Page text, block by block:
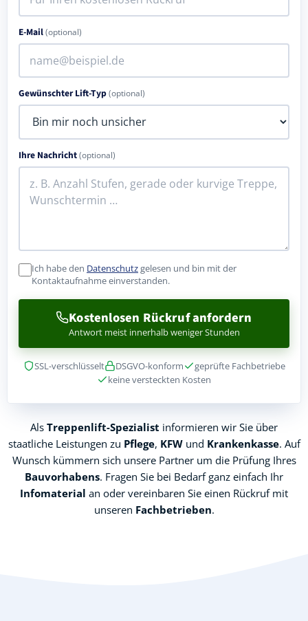
E-Mail(optional)
Gewünschter Lift-Typ(optional)
Ihre Nachricht(optional)
Ich habe den Datenschutzgelesen und bin mit der
Kontaktaufnahme einverstanden.
Kostenlosen Rückruf anfordern
Antwort meist innerhalb weniger Stunden
SSL-verschlüsselt DSGVO-konform
geprüfte Fachbetriebe
keine versteckten Kosten
Als Treppenlift-Spezialist informieren wir Sie über
staatliche Leistungen zu Pflege, KFWund Krankenkasse. Auf
Wunsch kümmern sich unsere Partner um die Prüfung Ihres
Bauvorhabens. Fragen Sie bei Bedarf ganz einfach Ihr
Infomaterial an oder vereinbaren Sie einen Rückruf mit
unseren Fachbetrieben.